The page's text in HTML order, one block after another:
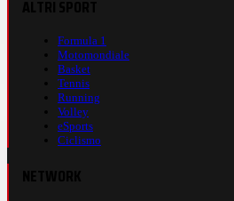
Formula 1
Motomondiale
Basket
Tennis
Running
Volley
eSports
Ciclismo